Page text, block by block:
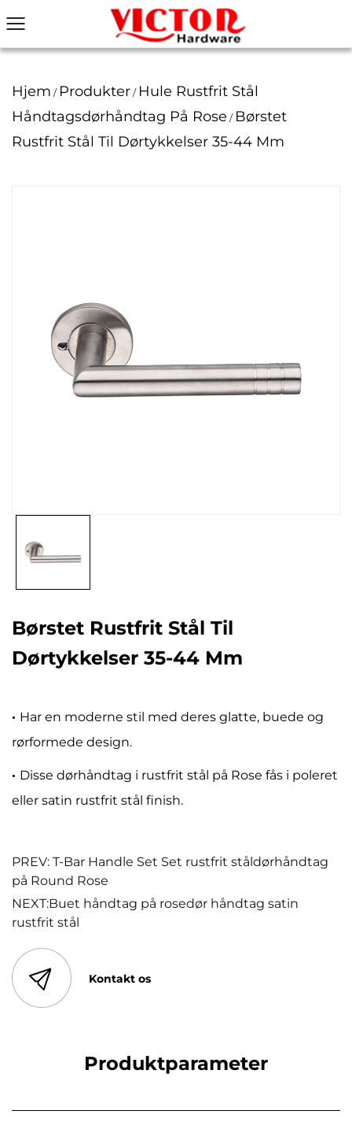
Hjem / Produkter / Hule Rustfrit Stål
Håndtagsdørhåndtag På Rose / Børstet
Rustfrit Stål Til Dørtykkelser 35-44 Mm
Børstet Rustfrit Stål Til
Dørtykkelser 35-44 Mm
· Har en moderne stil med deres glatte, buede og
rørformede design.
· Disse dørhåndtag i rustfrit stål på Rose fås i poleret
eller satin rustfrit stål finish.
PREV: T-Bar Handle Set Set rustfrit ståldørhåndtag
på Round Rose
NEXT:Buet håndtag på rosedør håndtag satin
rustfrit stål
Kontakt os
Produktparameter